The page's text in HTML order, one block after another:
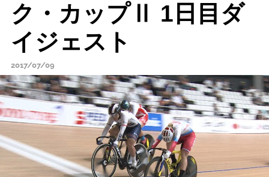
ク・カップⅡ 1日目ダ
イジェスト
2017/07/09